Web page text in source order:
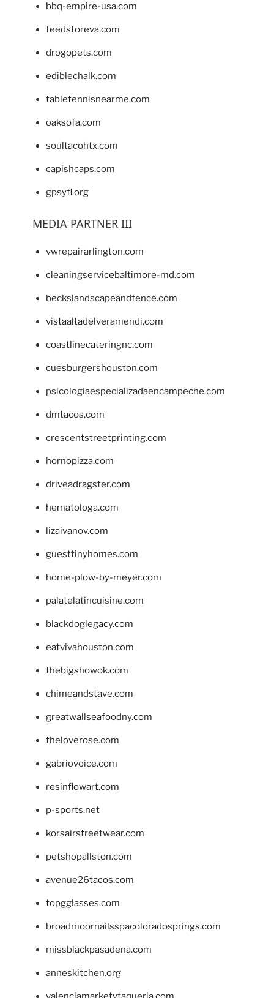
bbq-empire-usa.com
feedstoreva.com
drogopets.com
ediblechalk.com
tabletennisnearme.com
oaksofa.com
soultacohtx.com
capishcaps.com
gpsyfl.org
MEDIA PARTNER III
vwrepairarlington.com
cleaningservicebaltimore-md.com
beckslandscapeandfence.com
vistaaltadelveramendi.com
coastlinecateringnc.com
cuesburgershouston.com
psicologiaespecializadaencampeche.com
dmtacos.com
crescentstreetprinting.com
hornopizza.com
driveadragster.com
hematologa.com
lizaivanov.com
guesttinyhomes.com
home-plow-by-meyer.com
palatelatincuisine.com
blackdoglegacy.com
eatvivahouston.com
thebigshowok.com
chimeandstave.com
greatwallseafoodny.com
theloverose.com
gabriovoice.com
resinflowart.com
p-sports.net
korsairstreetwear.com
petshopallston.com
avenue26tacos.com
topgglasses.com
broadmoornailsspacoloradosprings.com
missblackpasadena.com
anneskitchen.org